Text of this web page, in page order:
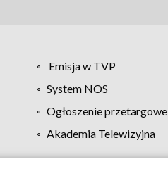
Emisja w TVP
System NOS
Ogłoszenie przetargowe
Akademia Telewizyjna